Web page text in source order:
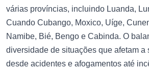
várias províncias, incluindo Luanda,
Cuando Cubango, Moxico, Uíge,
Namibe, Bié, Bengo e Cabinda. O
diversidade de situações que afetam a
desde acidentes e afogamentos até